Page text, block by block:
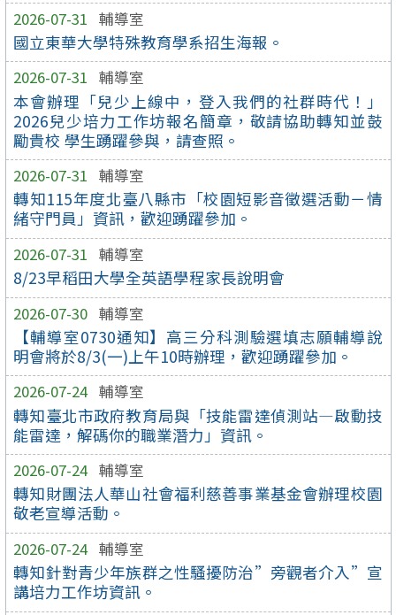
2026-07-31 輔導室
國立東華大學特殊教育學系招生海報。
2026-07-31 輔導室
本會辦理「兒少上線中，登入我們的社群時代！」
2026兒少培力工作坊報名簡章，敬請協助轉知並鼓
勵貴校 學生踴躍參與，請查照。
2026-07-31 輔導室
轉知115年度北臺八縣市「校園短影音徵選活動－情
緒守門員」資訊，歡迎踴躍參加。
2026-07-31 輔導室
8/23早稻田大學全英語學程家長說明會
2026-07-30 輔導室
【輔導室0730通知】高三分科測驗選填志願輔導說
明會將於8/3(一)上午10時辦理，歡迎踴躍參加。
2026-07-24 輔導室
轉知臺北市政府教育局與「技能雷達偵測站—啟動技
能雷達，解碼你的職業潛力」資訊。
2026-07-24 輔導室
轉知財團法人華山社會福利慈善事業基金會辦理校園
敬老宣導活動。
2026-07-24 輔導室
轉知針對青少年族群之性騷擾防治”旁觀者介入”宣
講培力工作坊資訊。